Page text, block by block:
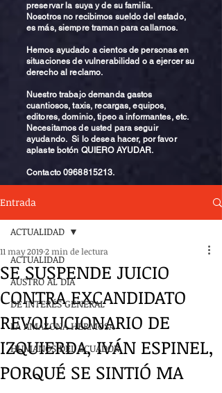
preservar la suya y de su familia.
Nosotros no recibimos sueldo del estado,
es más, siempre traman para callarnos.
Hemos ayudado a cientos de personas en
situaciones de vulnerabilidad o a ejercer su
derecho al reclamo.
Nuestro trabajo demanda gastos
cuantiosos, taxis, recargas, equipos,
editores, dominio, tipeo a informantes, etc.
Necesitamos de usted para seguir
ayudando. Si lo desea hacer, por favor
aplaste botón QUIERO AYUDAR.
Contacto0968815213.
Entrada
ACTUALIDAD
AUSTRO AL DÍA
DE INTERÉS GENERAL
LA AMAZONA HERMOSA
HUMANOS DEL ECUADOR
ACTUALIDAD
SE SUSPENDE JUICIO
CONTRA EXCANDIDATO
REVOLUCIONARIO DE
IZQUIERDA, IVÁN ESPINEL,
PORQUÉ SE SINTIÓ MA
11 may 20192 min de lectura